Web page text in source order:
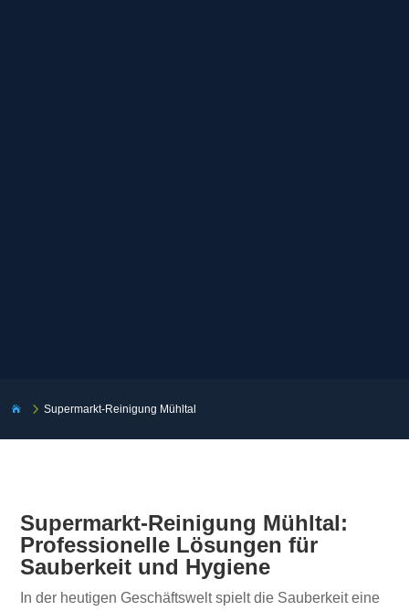
 5Supermarkt-Reinigung Mühltal
Supermarkt-Reinigung Mühltal:
Professionelle Lösungen für
Sauberkeit und Hygiene
In der heutigen Geschäftswelt spielt die Sauberkeit eine